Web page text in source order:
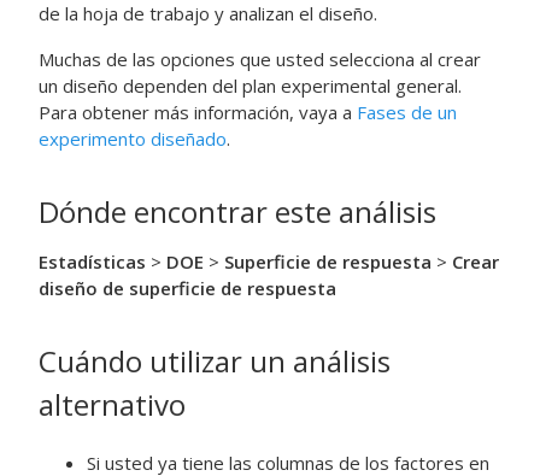
de la hoja de trabajo y analizan el diseño.
Muchas de las opciones que usted selecciona al crear
un diseño dependen del plan experimental general.
Para obtener más información, vaya a Fases de un
experimento diseñado.
Dónde encontrar este análisis
Estadísticas > DOE > Superficie de respuesta > Crear
diseño de superficie de respuesta
Cuándo utilizar un análisis
alternativo
Si usted ya tiene las columnas de los factores en